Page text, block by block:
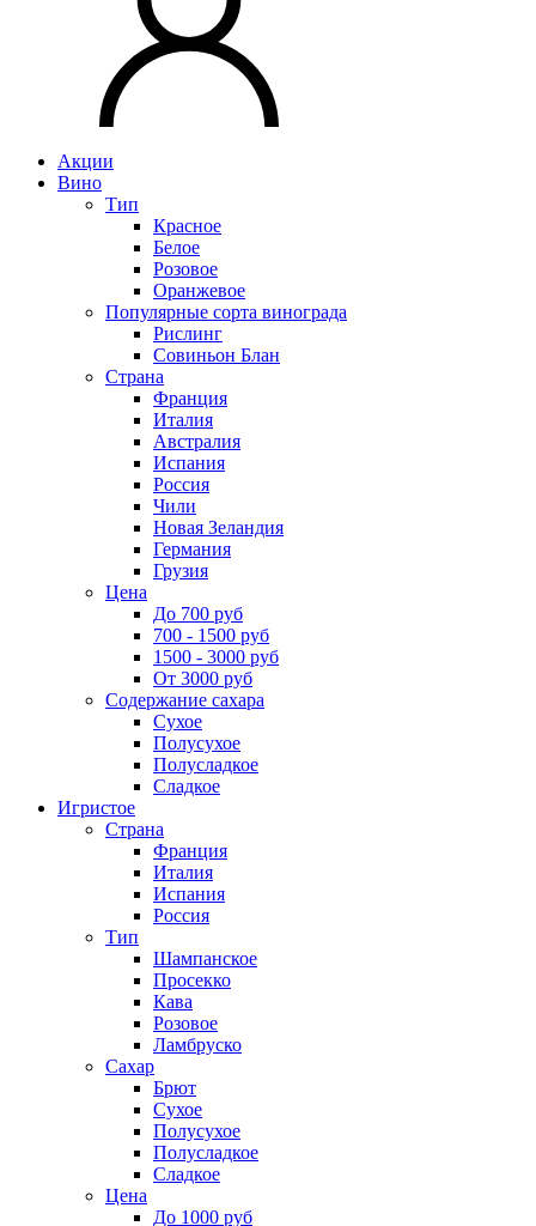
Акции
Вино
Тип
Красное
Белое
Розовое
Оранжевое
Популярные сорта винограда
Рислинг
Совиньон Блан
Страна
Франция
Италия
Австралия
Испания
Россия
Чили
Новая Зеландия
Германия
Грузия
Цена
До 700 руб
700 - 1500 руб
1500 - 3000 руб
От 3000 руб
Содержание сахара
Сухое
Полусухое
Полусладкое
Сладкое
Игристое
Страна
Франция
Италия
Испания
Россия
Тип
Шампанское
Просекко
Кава
Розовое
Ламбруско
Сахар
Брют
Сухое
Полусухое
Полусладкое
Сладкое
Цена
До 1000 руб